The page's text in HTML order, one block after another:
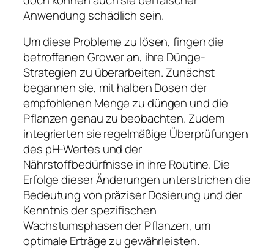
Anwendung schädlich sein.
Um diese Probleme zu lösen, fingen die
betroffenen Grower an, ihre Dünge-
Strategien zu überarbeiten. Zunächst
begannen sie, mit halben Dosen der
empfohlenen Menge zu düngen und die
Pflanzen genau zu beobachten. Zudem
integrierten sie regelmäßige Überprüfungen
des pH-Wertes und der
Nährstoffbedürfnisse in ihre Routine. Die
Erfolge dieser Änderungen unterstrichen die
Bedeutung von präziser Dosierung und der
Kenntnis der spezifischen
Wachstumsphasen der Pflanzen, um
optimale Erträge zu gewährleisten.